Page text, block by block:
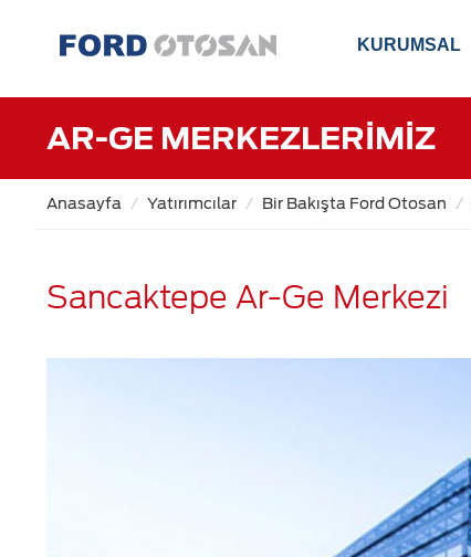
KURUMSAL
AR-GE MERKEZLERİMİZ
Anasayfa Yatırımcılar Bir Bakışta Ford Otosan
Sancaktepe Ar-Ge Merkezi